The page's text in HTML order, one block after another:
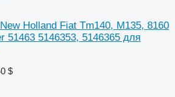
Holland Fiat Tm140, M135, 8160
51463 5146353, 5146365 для
$